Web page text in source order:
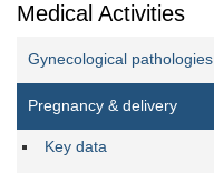
Medical Activities
Gynecological pathologies
Pregnancy & delivery
Key data